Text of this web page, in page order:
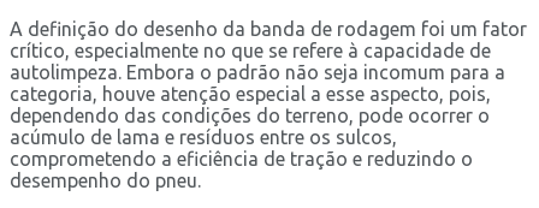
A definição do desenho da banda de rodagem foi um fator
crítico, especialmente no que se refere à capacidade de
autolimpeza. Embora o padrão não seja incomum para a
categoria, houve atenção especial a esse aspecto, pois,
dependendo das condições do terreno, pode ocorrer o
acúmulo de lama e resíduos entre os sulcos,
comprometendo a eficiência de tração e reduzindo o
desempenho do pneu.